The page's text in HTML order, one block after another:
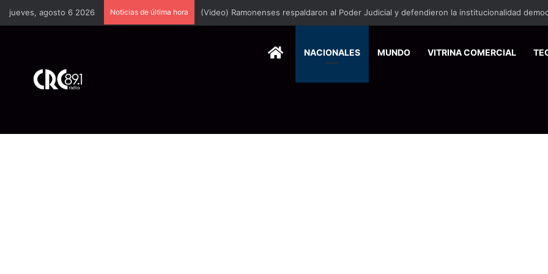
jueves, agosto 6 2026 Noticias de última hora
HOMENACIONALES MUNDO VITRINA COMERCIAL